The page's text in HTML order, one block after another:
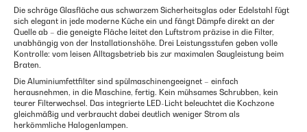
Die schräge Glasfläche aus schwarzem Sicherheitsglas oder Edelstahl fügt
sich elegant in jede moderne Küche ein und fängt Dämpfe direkt an der
Quelle ab – die geneigte Fläche leitet den Luftstrom präzise in die Filter,
unabhängig von der Installationshöhe. Drei Leistungsstufen geben volle
Kontrolle: vom leisen Alltagsbetrieb bis zur maximalen Saugleistung beim
Braten.
Die Aluminiumfettfilter sind spülmaschinengeeignet – einfach
herausnehmen, in die Maschine, fertig. Kein mühsames Schrubben, kein
teurer Filterwechsel. Das integrierte LED-Licht beleuchtet die Kochzone
gleichmäßig und verbraucht dabei deutlich weniger Strom als
herkömmliche Halogenlampen.